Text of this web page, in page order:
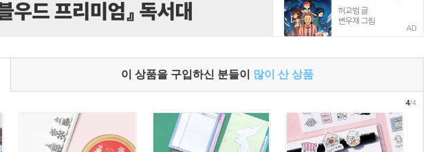
AD
이 상품을 구입하신 분들이 많이 산 상품
4/4